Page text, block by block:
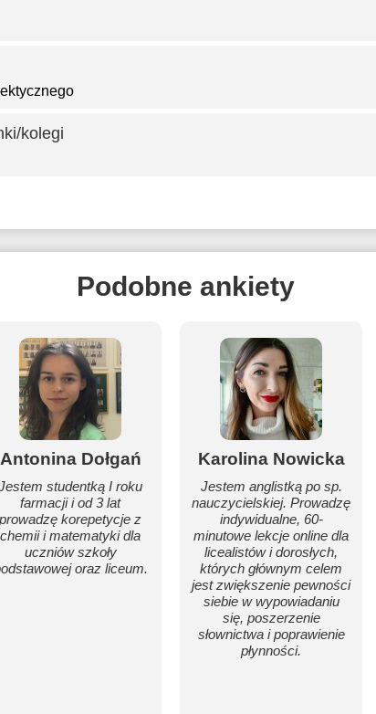
kolegi
Podobne ankiety
Antonina Dołgań
studentką I roku
farmacji i od 3 lat
prowadzę korepetycje z
chemii i matematyki dla
uczniów szkoły
oraz liceum.
Karolina Nowicka
Jestem anglistką po sp.
nauczycielskiej. Prowadzę
indywidualne, 60-
minutowe lekcje online dla
licealistów i dorosłych,
których głównym celem
jest zwiększenie pewności
siebie w wypowiadaniu
się, poszerzenie
słownictwa i poprawienie
płynności.